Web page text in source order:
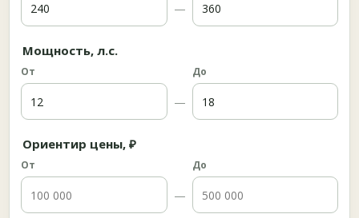
—
Мощность, л.с.
От
—
До
Ориентир цены, ₽
От
—
До